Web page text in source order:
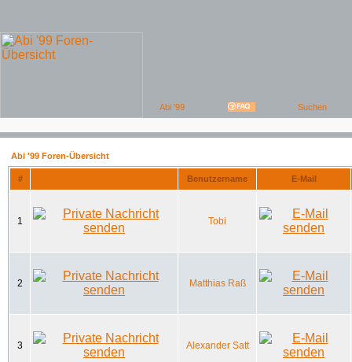
Abi '99 Foren-Übersicht
# Benutzername E-Mail
1 Tobi
2 Matthias Raß
3 Alexander Satt